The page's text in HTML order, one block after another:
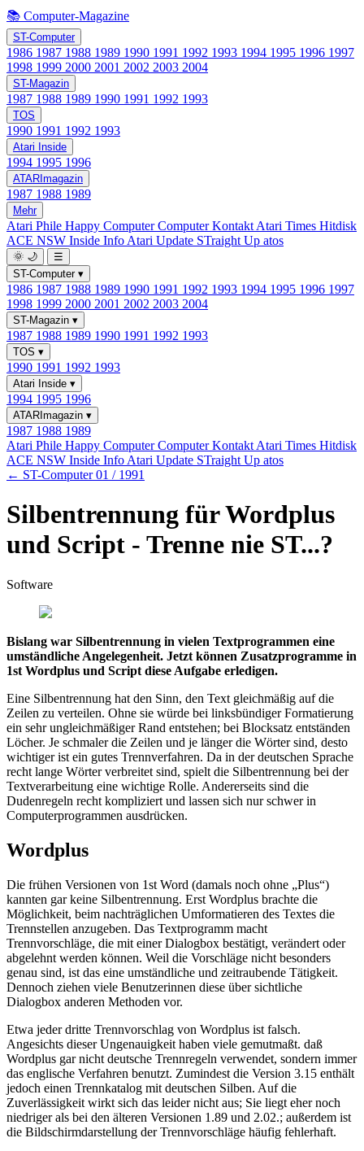
📚 Computer-Magazine
ST-Computer
1986 1987 1988 1989 1990 1991 1992 1993 1994 1995 1996 1997
1998 1999 2000 2001 2002 2003 2004
ST-Magazin
1987 1988 1989 1990 1991 1992 1993
TOS
1990 1991 1992 1993
Atari Inside
1994 1995 1996
ATARImagazin
1987 1988 1989
Mehr
Atari Phile Happy ComputerComputer Kontakt Atari Times Hitdisk
ACE NSW Inside Info Atari Update STraight Up atos
🌞 🌙
☰
ST-Computer ▾
1986 1987 1988 1989 1990 1991 1992 1993 1994 1995 1996 1997
1998 1999 2000 2001 2002 2003 2004
ST-Magazin ▾
1987 1988 1989 1990 1991 1992 1993
TOS ▾
1990 1991 1992 1993
Atari Inside ▾
1994 1995 1996
ATARImagazin ▾
1987 1988 1989
Atari Phile Happy ComputerComputer Kontakt Atari Times Hitdisk
ACE NSW Inside Info Atari Update STraight Up atos
← ST-Computer 01 / 1991
Silbentrennung für Wordplus
und Script - Trenne nie ST...?
Software
Bislang war Silbentrennung in vielen Textprogrammen eine
umständliche Angelegenheit. Jetzt können Zusatzprogramme in
1st Wordplus und Script diese Aufgabe erledigen.
Eine Silbentrennung hat den Sinn, den Text gleichmäßig auf die
Zeilen zu verteilen. Ohne sie würde bei linksbündiger Formatierung
ein sehr ungleichmäßiger Rand entstehen; bei Blocksatz entständen
Löcher. Je schmaler die Zeilen und je länger die Wörter sind, desto
wichtiger ist ein gutes Trennverfahren. Da in der deutschen Sprache
recht lange Wörter verbreitet sind, spielt die Silbentrennung bei der
Textverarbeitung eine wichtige Rolle. Andererseits sind die
Dudenregeln recht kompliziert und lassen sich nur schwer in
Computerprogrammen ausdrücken.
Wordplus
Die frühen Versionen von 1st Word (damals noch ohne „Plus“)
kannten gar keine Silbentrennung. Erst Wordplus brachte die
Möglichkeit, beim nachträglichen Umformatieren des Textes die
Trennstellen anzugeben. Das Textprogramm macht
Trennvorschläge, die mit einer Dialogbox bestätigt, verändert oder
abgelehnt werden können. Weil die Vorschläge nicht besonders
genau sind, ist das eine umständliche und zeitraubende Tätigkeit.
Dennoch ziehen viele Benutzerinnen diese über sichtliche
Dialogbox anderen Methoden vor.
Etwa jeder dritte Trennvorschlag von Wordplus ist falsch.
Angesichts dieser Ungenauigkeit haben viele gemutmaßt. daß
Wordplus gar nicht deutsche Trennregeln verwendet, sondern immer
das englische Verfahren benutzt. Zumindest die Version 3.15 enthält
jedoch einen Trennkatalog mit deutschen Silben. Auf die
Zuverlässigkeit wirkt sich das leider nicht aus; Sie liegt eher noch
niedriger als bei den älteren Versionen 1.89 und 2.02.; außerdem ist
die Bildschirmdarstellung der Trennvorschläge häufig fehlerhaft.